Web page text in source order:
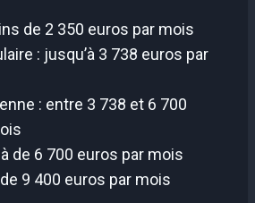
de 2 350 euros par mois
: jusqu’à 3 738 euros par
: entre 3 738 et 6 700
de 6 700 euros par mois
9 400 euros par mois